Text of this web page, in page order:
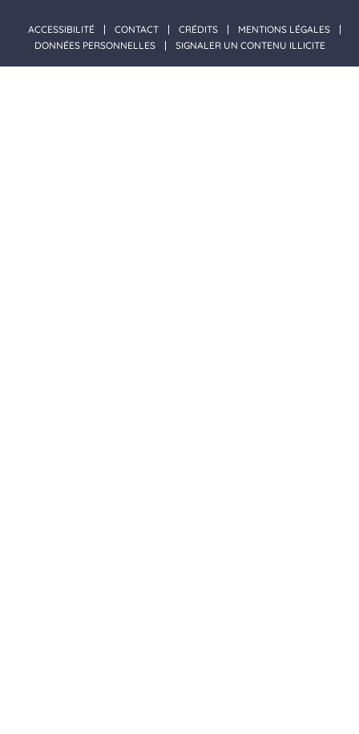
ACCESSIBILITÉ CONTACT CRÉDITS
MENTIONS LÉGALES
DONNÉES PERSONNELLES
SIGNALER UN CONTENU ILLICITE